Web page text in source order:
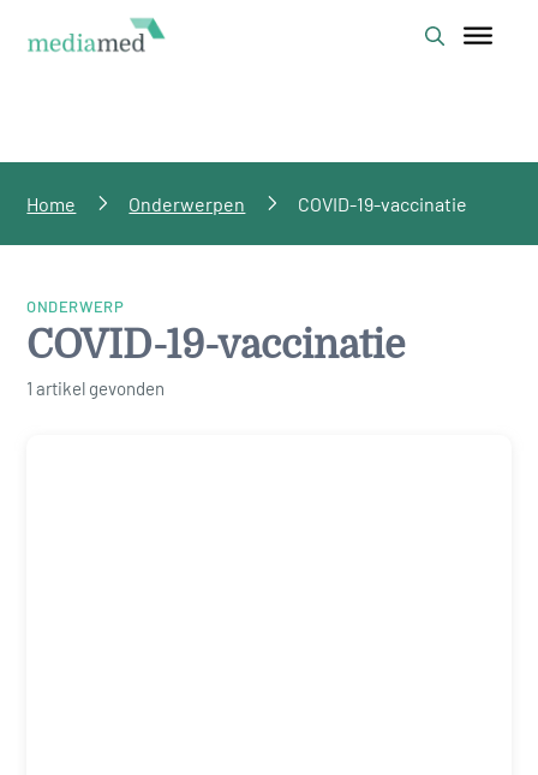
Home Onderwerpen COVID-19-vaccinatie
ONDERWERP
COVID-19-vaccinatie
1 artikel gevonden